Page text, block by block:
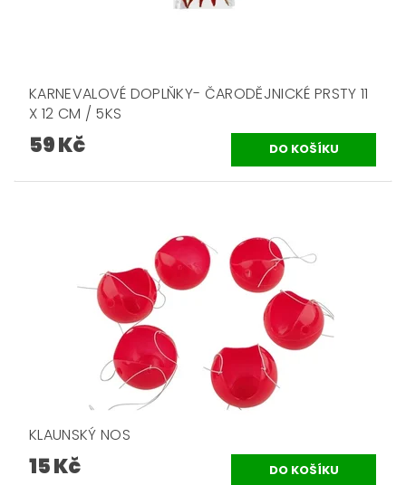
KARNEVALOVÉ DOPLŇKY- ČARODĚJNICKÉ PRSTY 11
X 12 CM / 5KS
59 Kč
KLAUNSKÝ NOS
15 Kč